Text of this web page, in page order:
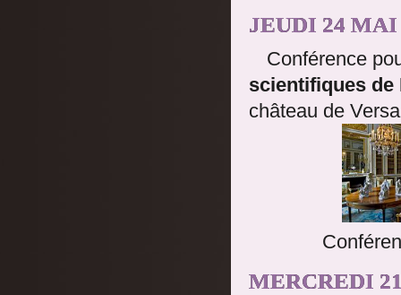
JEUDI 24 MAI
Conférence
scientifiques de
château de
MERCREDI